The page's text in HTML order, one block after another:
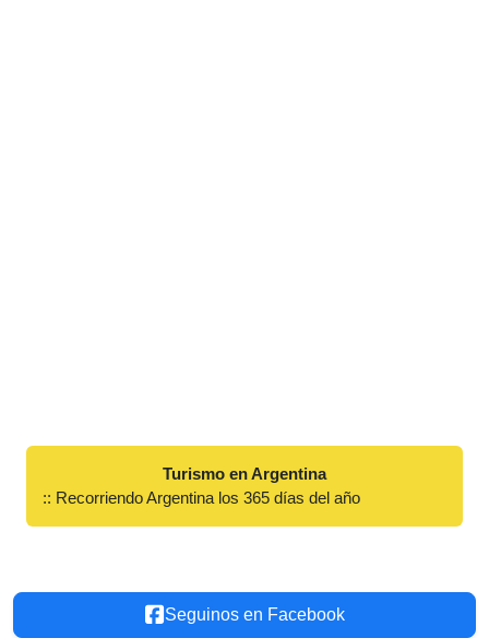
Turismo en Argentina
:: Recorriendo Argentina los 365 días del año
Seguinos en Facebook